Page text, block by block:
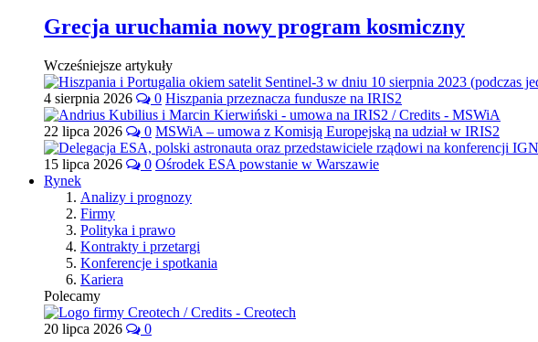
Grecja uruchamia nowy program kosmiczny
Wcześniejsze artykuły
4 sierpnia 2026 0 Hiszpania przeznacza fundusze na IRIS2
22 lipca 2026 0 MSWiA – umowa z Komisją Europejską na udział w IRIS2
15 lipca 2026 0 Ośrodek ESA powstanie w Warszawie
Rynek
Analizy i prognozy
Firmy
Polityka i prawo
Kontrakty i przetargi
Konferencje i spotkania
Kariera
Polecamy
20 lipca 2026 0